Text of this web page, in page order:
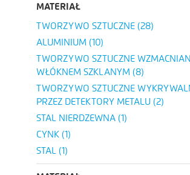
MATERIAŁ
TWORZYWO SZTUCZNE (28)
ALUMINIUM (10)
TWORZYWO SZTUCZNE
WŁÓKNEM SZKLANYM (8)
TWORZYWO SZTUCZNE
PRZEZ DETEKTORY METALU (2)
STAL NIERDZEWNA (1)
CYNK (1)
STAL (1)